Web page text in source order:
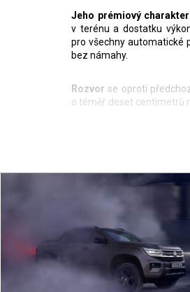
Jeho prémiový charakter
v terénu a dostatku
pro všechny automatické
bez námahy.
Rozvor se oproti
o téměř deset centimetrů
Už základní výbava
potřeba zabrousit do
osvětlením
Pohled do interiéru je
Kromě tříramenného
pro informačně-zábavní